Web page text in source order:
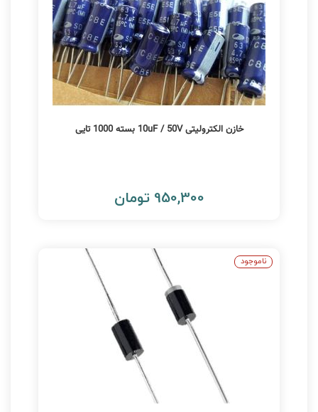
خازن الکترولیتی 10uF / 50V بسته 1000 تایی
950,300 تومان
ناموجود